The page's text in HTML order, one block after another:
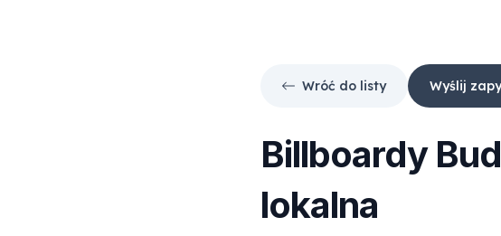
Wróć do listy Wyślij
Billboardy
lokalna